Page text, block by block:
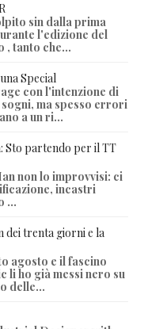
sin dalla prima
l'edizione del
, tanto che...
Special
con l'intenzione di
ma spesso errori
a un ri...
Sto partendo per il TT
non lo improvvisi: ci
incastri
...
dei trenta giorni e la
agosto e il fascino
li ho già messi nero su
delle...